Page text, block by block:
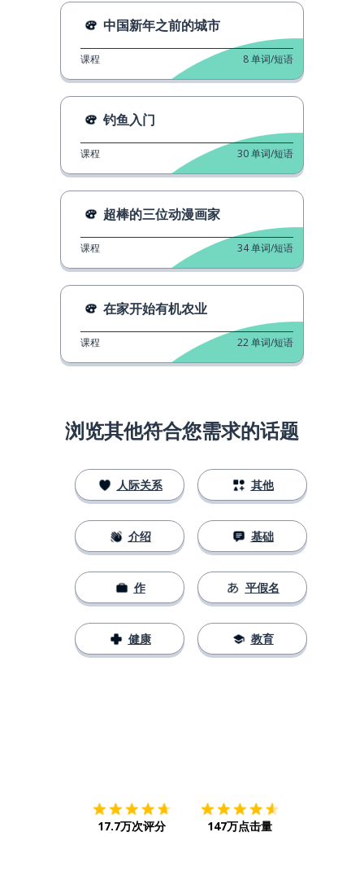
中国新年之前的城市
课程 8单词/短语
钓鱼入门
课程 30单词/短语
超棒的三位动漫画家
课程 34单词/短语
在家开始有机农业
课程 22单词/短语
浏览其他符合您需求的话题
人际关系
介绍
作
健康
其他
基础
平假名
教育
17.7万次评分 147万点击量